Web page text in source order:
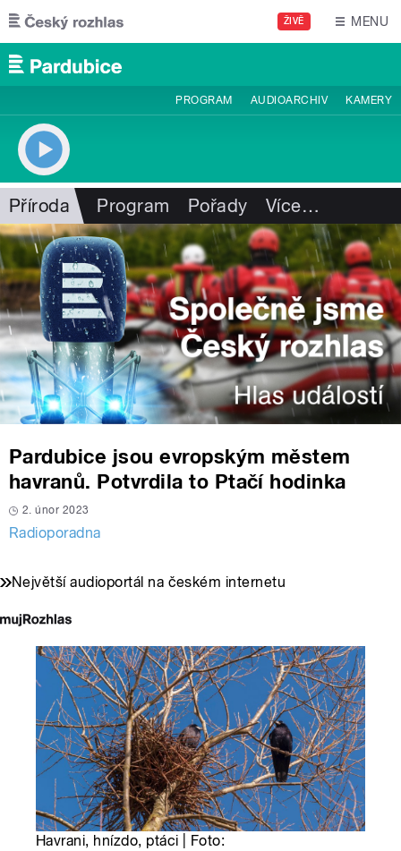
Přejít k hlavnímu obsahu
ŽIVĚ MENU
PROGRAM AUDIOARCHIV KAMERY
Příroda Program Pořady Více…
Pardubice jsou evropským městem
havranů. Potvrdila to Ptačí hodinka
2. únor 2023
Radioporadna
Největší audioportál na českém internetu
Havrani, hnízdo, ptáci | Foto: